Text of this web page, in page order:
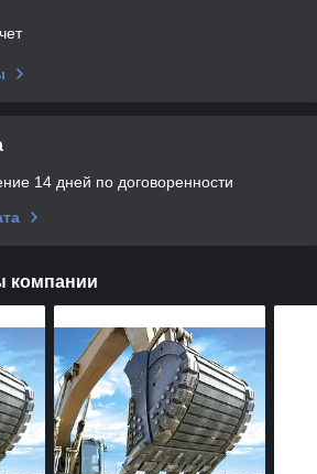
14 дней по договоренности
компании